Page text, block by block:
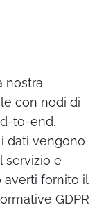
nostra
con nodi di
to-end.
dati vengono
servizio e
fornito il
GDPR